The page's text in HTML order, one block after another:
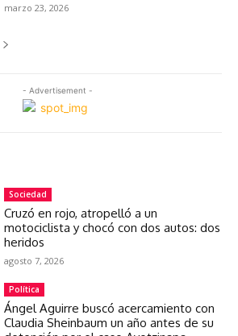
marzo 23, 2026
- Advertisement -
Sociedad
Cruzó en rojo, atropelló a un
motociclista y chocó con dos autos: dos
heridos
agosto 7, 2026
Política
Ángel Aguirre buscó acercamiento con
Claudia Sheinbaum un año antes de su